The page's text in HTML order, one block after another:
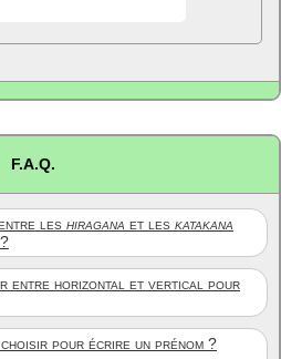
F.A.Q.
les hiragana et les katakana
entre horizontal et vertical pour
pour écrire un prénom ?